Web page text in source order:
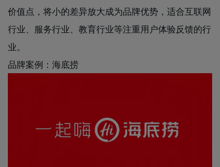
价值点，将小的差异放大成为品牌优势，适合互联网
行业、服务行业、教育行业等注重用户体验反馈的行
业。
品牌案例：海底捞